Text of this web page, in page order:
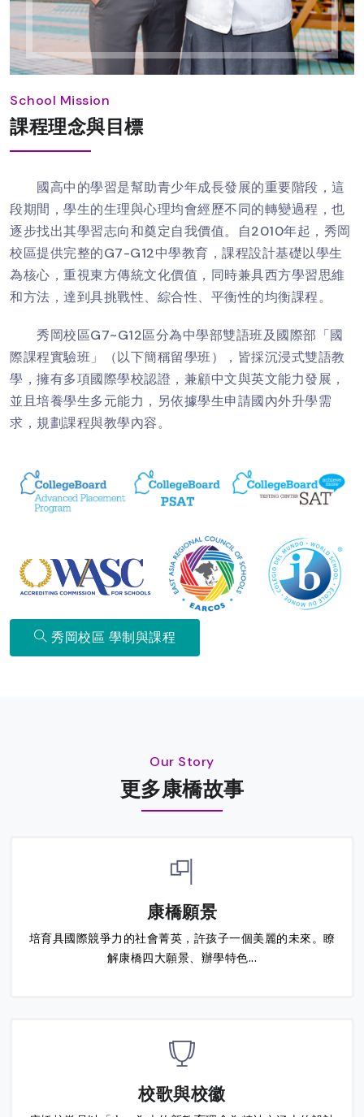
School Mission
課程理念與目標
國高中的學習是幫助青少年成長發展的重要階段，這
段期間，學生的生理與心理均會經歷不同的轉變過程，也
逐步找出其學習志向和奠定自我價值。自2010年起，秀岡
校區提供完整的G7-G12中學教育，課程設計基礎以學生
為核心，重視東方傳統文化價值，同時兼具西方學習思維
和方法，達到具挑戰性、綜合性、平衡性的均衡課程。
秀岡校區G7~G12區分為中學部雙語班及國際部「國
際課程實驗班」（以下簡稱留學班），皆採沉浸式雙語教
學，擁有多項國際學校認證，兼顧中文與英文能力發展，
並且培養學生多元能力，另依據學生申請國內外升學需
求，規劃課程與教學內容。
秀岡校區 學制與課程
Our Story
更多康橋故事
康橋願景
培育具國際競爭力的社會菁英，許孩子一個美麗的未來。瞭
解康橋四大願景、辦學特色...
校歌與校徽